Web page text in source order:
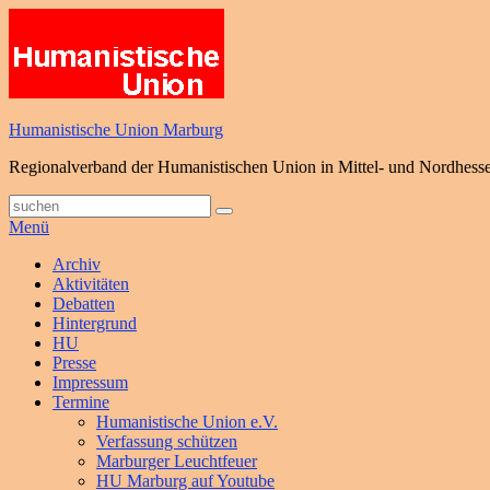
springen
Humanistische Union Marburg
Regionalverband der Humanistischen Union in Mittel- und
Suche
nach:
Suchen
Menü
Primäres
Menü
Archiv
Aktivitäten
Debatten
Hintergrund
HU
Presse
Impressum
Termine
Humanistische Union e.V.
Verfassung schützen
Marburger Leuchtfeuer
HU Marburg auf Youtube